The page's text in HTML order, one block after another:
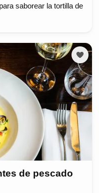
saborear la tortilla de
de pescado